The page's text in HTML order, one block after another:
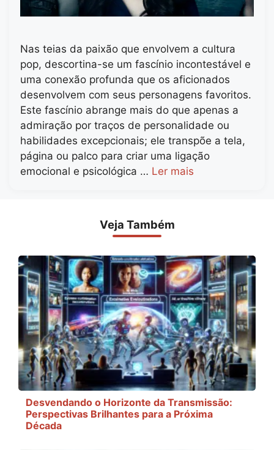
Nas teias da paixão que envolvem a cultura
pop, descortina-se um fascínio incontestável e
uma conexão profunda que os aficionados
desenvolvem com seus personagens favoritos.
Este fascínio abrange mais do que apenas a
admiração por traços de personalidade ou
habilidades excepcionais; ele transpõe a tela,
página ou palco para criar uma ligação
emocional e psicológica … Ler mais
Veja Também
Desvendando o Horizonte da Transmissão:
Perspectivas Brilhantes para a Próxima
Década